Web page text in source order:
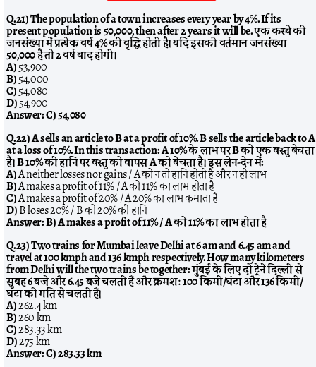
Q.21) The population of a town increases every year by 4%. If its
present population is 50,000, then after 2 years it will be. एक कस्बे की
जनसंख्या में प्रत्येक वर्ष 4% की वृद्धि होती है। यदि इसकी वर्तमान जनसंख्या
50,000 है तो 2 वर्ष बाद होगी।
A)53,900
B)54,000
C)54,080
D)54,900
Answer:C) 54,080
Q.22) A sells an article to B at a profit of 10%. B sells the article back to A
at a loss of 10%. In this transaction: A 10% के लाभ पर B को एक वस्तु बेचता
है। B 10% की हानि पर वस्तु को वापस A को बेचता है। इस लेन-देन में:
A)A neither losses nor gains / A को न तो हानि होती है और न ही लाभ
B)A makes a profit of 11% / A को 11% का लाभ होता है
C)A makes a profit of 20% / A 20% का लाभ कमाता है
D)B loses 20% / B को 20% की हानि
Answer:B) A makes a profit of 11% / A को 11% का लाभ होता है
Q.23) Two trains for Mumbai leave Delhi at 6 am and 6.45 am and
travel at 100 kmph and 136 kmph respectively. How many kilometers
from Delhi will the two trains be together: मुंबई के लिए दो ट्रेनें दिल्ली से
सुबह 6 बजे और 6.45 बजे चलती हैं और क्रमशः 100 किमी/घंटा और 136 किमी/
घंटा की गति से चलती हैं।
A)262.4 km
B)260 km
C)283.33 km
D)275 km
Answer:C) 283.33 km